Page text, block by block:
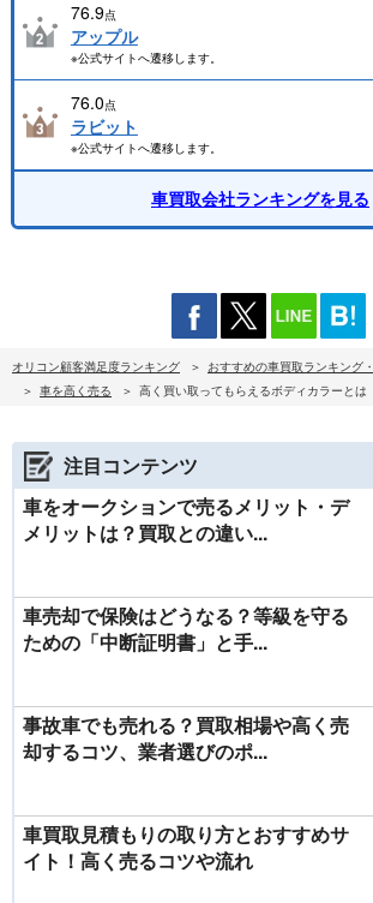
76.9点
アップル
※公式サイトへ遷移します。
76.0点
ラビット
※公式サイトへ遷移します。
車買取会社ランキングを見る
オリコン顧客満足度ランキング おすすめの車買取ランキング
車を高く売る
高く買い取ってもらえるボディカラーとは
注目コンテンツ
車をオークションで売るメリット・デ
メリットは？買取との違い...
車売却で保険はどうなる？等級を守る
ための「中断証明書」と手...
事故車でも売れる？買取相場や高く売
却するコツ、業者選びのポ...
車買取見積もりの取り方とおすすめサ
イト！高く売るコツや流れ